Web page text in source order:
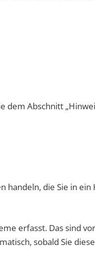
dem Abschnitt
handeln, die Sie in
erfasst. Das sind
sobald Sie